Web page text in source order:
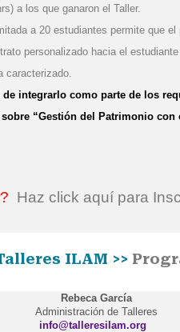
a los que ganaron el Taller.
a 20 estudiantes permite que
personalizado hacia el
caracterizado.
integrarlo como parte de los
“Gestión del Patrimonio con
Haz click aquí para
ILAM >>
Rebeca García
Administración de Talleres
info@talleresilam.org